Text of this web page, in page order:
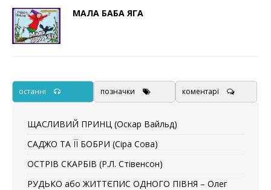
МАЛА БАБА ЯГА
останні позначки коментарі
ЩАСЛИВИЙ ПРИНЦ (Оскар Вайльд)
САДЖО ТА ЇЇ БОБРИ (Сіра Сова)
ОСТРІВ СКАРБІВ (Р.Л. Стівенсон)
РУДЬКО або ЖИТТЄПИС ОДНОГО ПІВНЯ – Олег